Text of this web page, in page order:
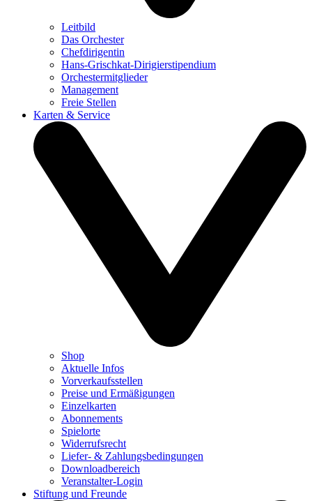
Leitbild
Das Orchester
Chefdirigentin
Hans-Grischkat-Dirigierstipendium
Orchestermitglieder
Management
Freie Stellen
Karten & Service
Shop
Aktuelle Infos
Vorverkaufsstellen
Preise und Ermäßigungen
Einzelkarten
Abonnements
Spielorte
Widerrufsrecht
Liefer- & Zahlungsbedingungen
Downloadbereich
Veranstalter-Login
Stiftung und Freunde